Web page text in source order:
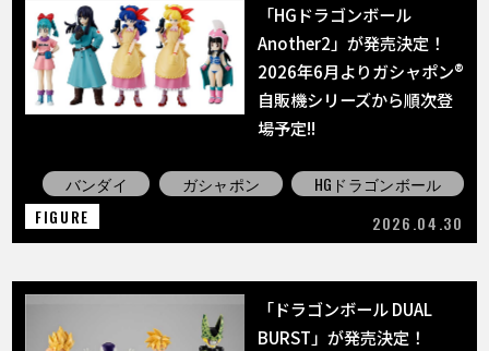
「HGドラゴンボール
Another2」が発売決定！
2026年6月よりガシャポン®
自販機シリーズから順次登
場予定!!
バンダイ ガシャポン
HGドラゴンボール
FIGURE
2026.04.30
「ドラゴンボール DUAL
BURST」が発売決定！